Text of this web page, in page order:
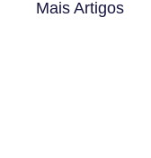
Mais Artigos